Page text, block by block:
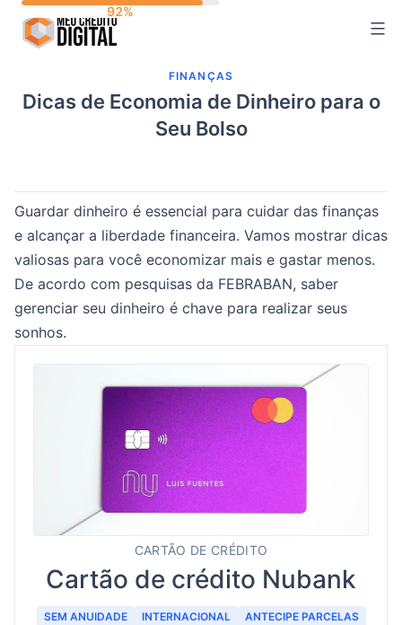
FINANÇAS
Dicas de Economia de Dinheiro para o
Seu Bolso
Guardar dinheiro é essencial para cuidar das finanças
e alcançar a liberdade financeira. Vamos mostrar dicas
valiosas para você economizar mais e gastar menos.
De acordo com pesquisas da FEBRABAN, saber
gerenciar seu dinheiro é chave para realizar seus
sonhos.
CARTÃO DE CRÉDITO
Cartão de crédito Nubank
SEM ANUIDADE INTERNACIONAL ANTECIPE PARCELAS